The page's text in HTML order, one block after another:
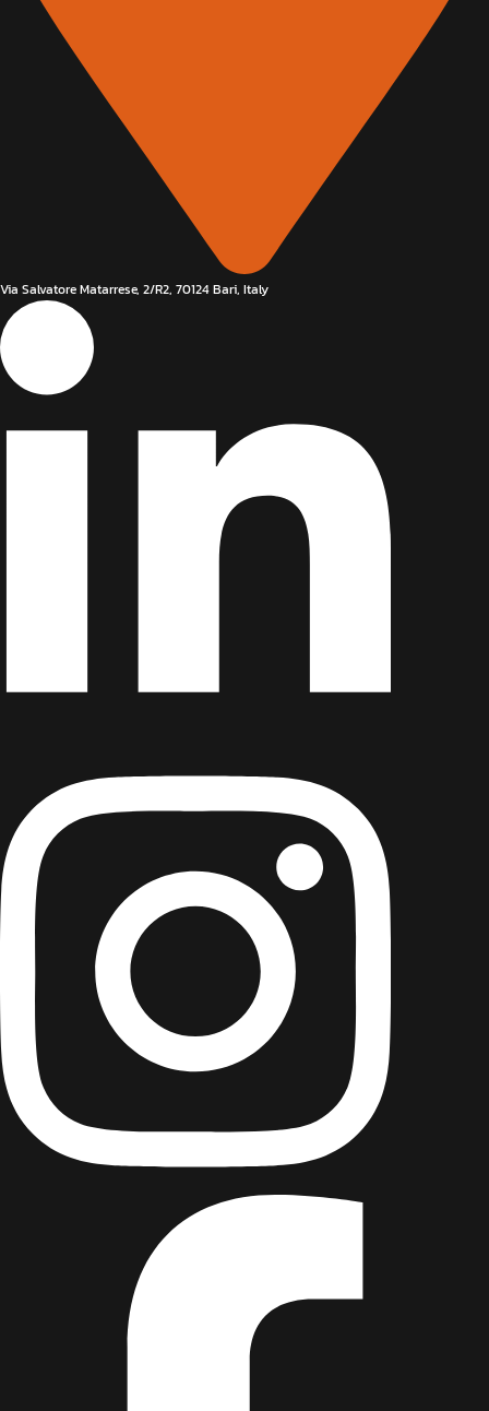
Via Salvatore Matarrese, 2/R2, 70124 Bari, Italy